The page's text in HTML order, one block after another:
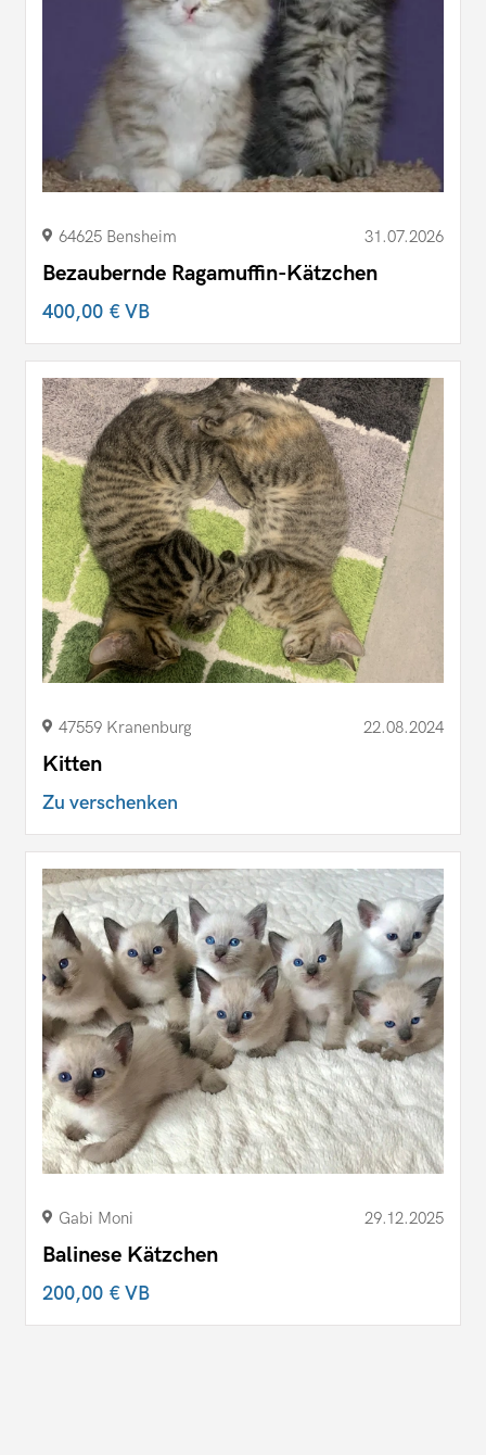
64625 Bensheim 31.07.2026
Bezaubernde Ragamuffin-Kätzchen
400,00 €VB
47559 Kranenburg 22.08.2024
Kitten
Zu verschenken
Gabi Moni 29.12.2025
Balinese Kätzchen
200,00 €VB